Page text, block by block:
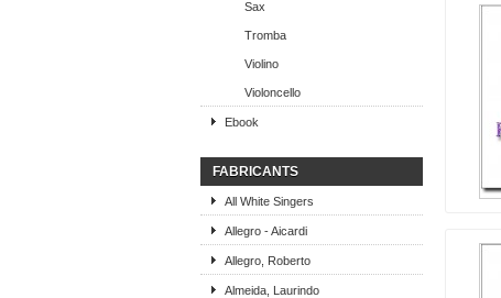
Sax
Tromba
Violino
Violoncello
Ebook
FABRICANTS
All White Singers
Allegro - Aicardi
Allegro, Roberto
Almeida, Laurindo